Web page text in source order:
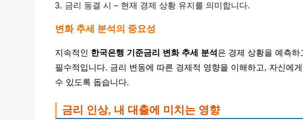
금리 동결 시 – 현재 경제 상황 유지를 의미합니다.
변화 추세 분석의 중요성
지속적인 한국은행 기준금리 변화 추세 분석은 경제 상황을 예측
필수적입니다. 금리 변동에 따른 경제적 영향을 이해하고, 자신에
수 있도록 돕습니다.
금리 인상, 내 대출에 미치는 영향